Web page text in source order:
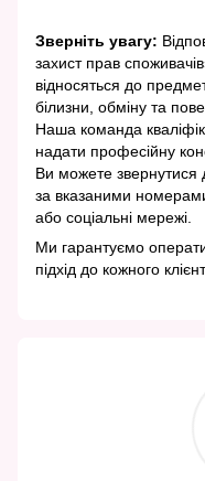
Зверніть увагу:
захист прав
відносяться до
білизни, обміну та
Наша команда
надати професійну
Ви можете звернутися
за вказаними
або соціальні мережі.
Ми гарантуємо
підхід до кожного